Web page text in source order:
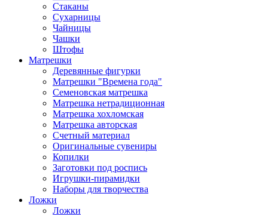
Стаканы
Сухарницы
Чайницы
Чашки
Штофы
Матрешки
Деревянные фигурки
Матрешки "Времена года"
Семеновская матрешка
Матрешка нетрадиционная
Матрешка хохломская
Матрешка авторская
Счетный материал
Оригинальные сувениры
Копилки
Заготовки под роспись
Игрушки-пирамидки
Наборы для творчества
Ложки
Ложки